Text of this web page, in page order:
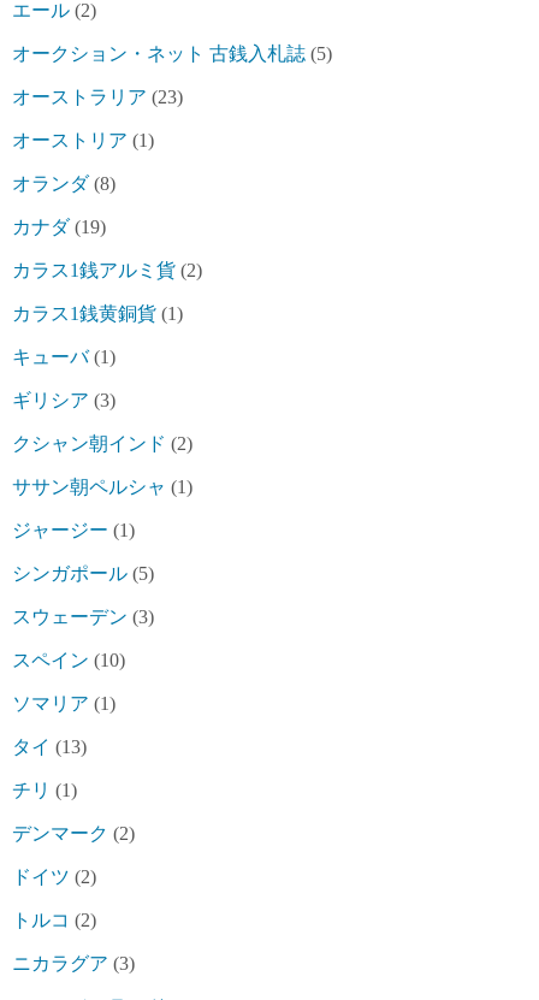
エール (2)
オークション・ネット 古銭入札誌 (5)
オーストラリア (23)
オーストリア (1)
オランダ(8)
カナダ(19)
カラス1銭アルミ貨 (2)
カラス1銭黄銅貨 (1)
キューバ(1)
ギリシア (3)
クシャン朝インド (2)
ササン朝ペルシャ (1)
ジャージー (1)
シンガポール (5)
スウェーデン (3)
スペイン (10)
ソマリア (1)
タイ (13)
チリ (1)
デンマーク (2)
ドイツ (2)
トルコ (2)
ニカラグア (3)